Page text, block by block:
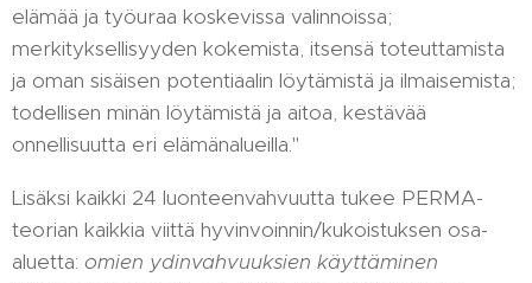
elämää ja työuraa koskevissa valinnoissa;
merkityksellisyyden kokemista, itsensä toteuttamista
ja oman sisäisen potentiaalin löytämistä ja ilmaisemista;
todellisen minän löytämistä ja aitoa, kestävää
onnellisuutta eri elämänalueilla."
Lisäksi kaikki 24 luonteenvahvuutta tukee PERMA-
teorian kaikkia viittä hyvinvoinnin/kukoistuksen osa-
aluetta: omien ydinvahvuuksien käyttäminen